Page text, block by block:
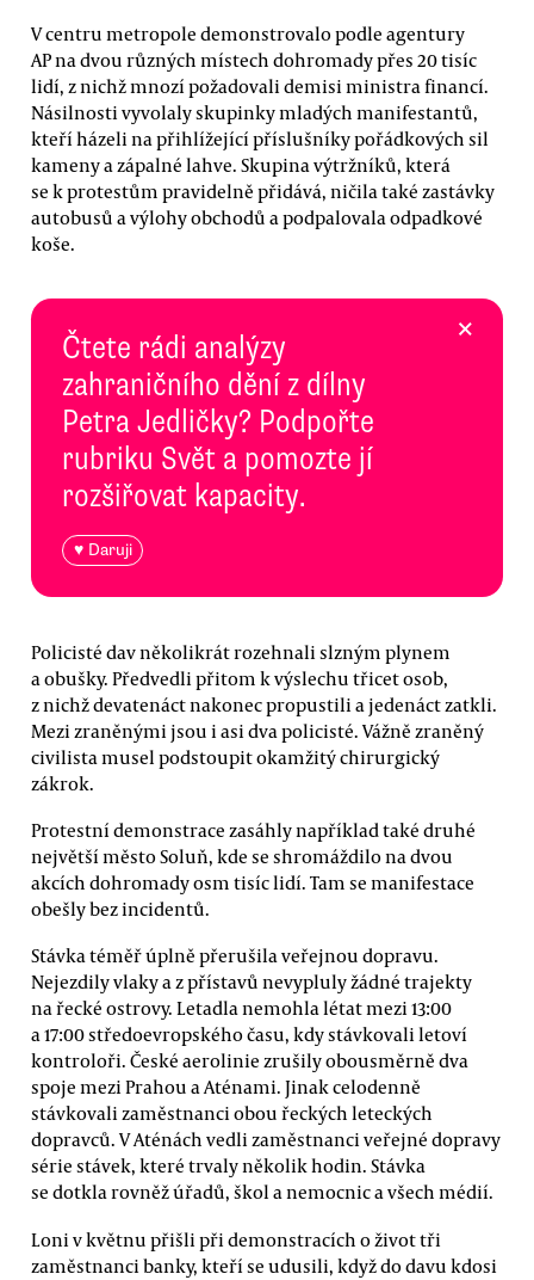
V centru metropole demonstrovalo podle agentury
AP na dvou různých místech dohromady přes 20 tisíc
lidí, z nichž mnozí požadovali demisi ministra financí.
Násilnosti vyvolaly skupinky mladých manifestantů,
kteří házeli na přihlížející příslušníky pořádkových sil
kameny a zápalné lahve. Skupina výtržníků, která
se k protestům pravidelně přidává, ničila také zastávky
autobusů a výlohy obchodů a podpalovala odpadkové
koše.
Čtete rádi analýzy
zahraničního dění z dílny
Petra Jedličky? Podpořte
rubriku Svět a pomozte jí
rozšiřovat kapacity.
♥ Daruji
×
Policisté dav několikrát rozehnali slzným plynem
a obušky. Předvedli přitom k výslechu třicet osob,
z nichž devatenáct nakonec propustili a jedenáct zatkli.
Mezi zraněnými jsou i asi dva policisté. Vážně zraněný
civilista musel podstoupit okamžitý chirurgický
zákrok.
Protestní demonstrace zasáhly například také druhé
největší město Soluň, kde se shromáždilo na dvou
akcích dohromady osm tisíc lidí. Tam se manifestace
obešly bez incidentů.
Stávka téměř úplně přerušila veřejnou dopravu.
Nejezdily vlaky a z přístavů nevypluly žádné trajekty
na řecké ostrovy. Letadla nemohla létat mezi 13:00
a 17:00 středoevropského času, kdy stávkovali letoví
kontroloři. České aerolinie zrušily obousměrně dva
spoje mezi Prahou a Aténami. Jinak celodenně
stávkovali zaměstnanci obou řeckých leteckých
dopravců. V Aténách vedli zaměstnanci veřejné dopravy
série stávek, které trvaly několik hodin. Stávka
se dotkla rovněž úřadů, škol a nemocnic a všech médií.
Loni v květnu přišli při demonstracích o život tři
zaměstnanci banky, kteří se udusili, když do davu kdosi